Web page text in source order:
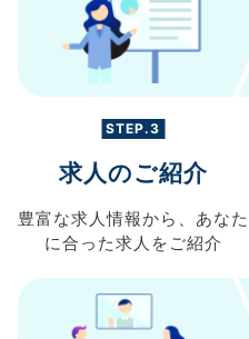
STEP.3
求人のご紹介
豊富な求人情報から、 あなた
に合った求人を ご紹介